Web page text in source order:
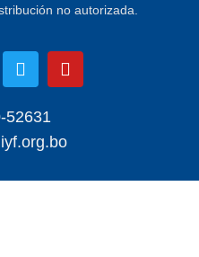
no autorizada.
52631